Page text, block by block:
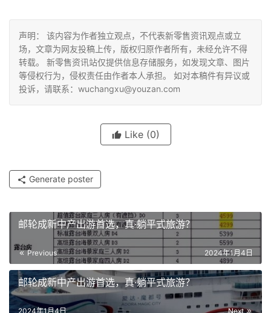
声明： 该内容为作者独立观点，不代表新零售资讯观点或立
场，文章为网友投稿上传，版权归原作者所有，未经允许不得
转载。 新零售资讯站仅提供信息存储服务，如发现文章、图片
等侵权行为，侵权责任由作者本人承担。 如对本稿件有异议或
投诉，请联系：wuchangxu@youzan.com
Like (0)
Generate poster
邮轮成新中产出游首选，真·躺平式旅游？
Previous 2024年1月4日
邮轮成新中产出游首选，真·躺平式旅游？
Next
2024年1月4日